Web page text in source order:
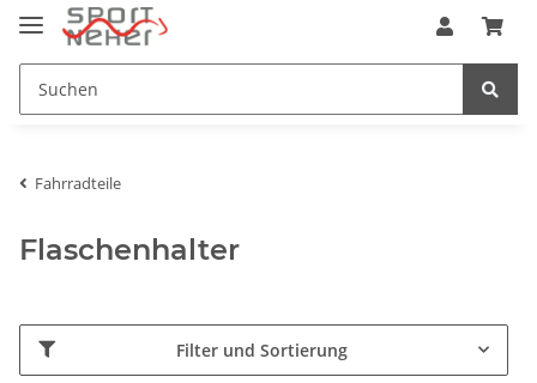
Fahrradteile
Flaschenhalter
Filter und Sortierung